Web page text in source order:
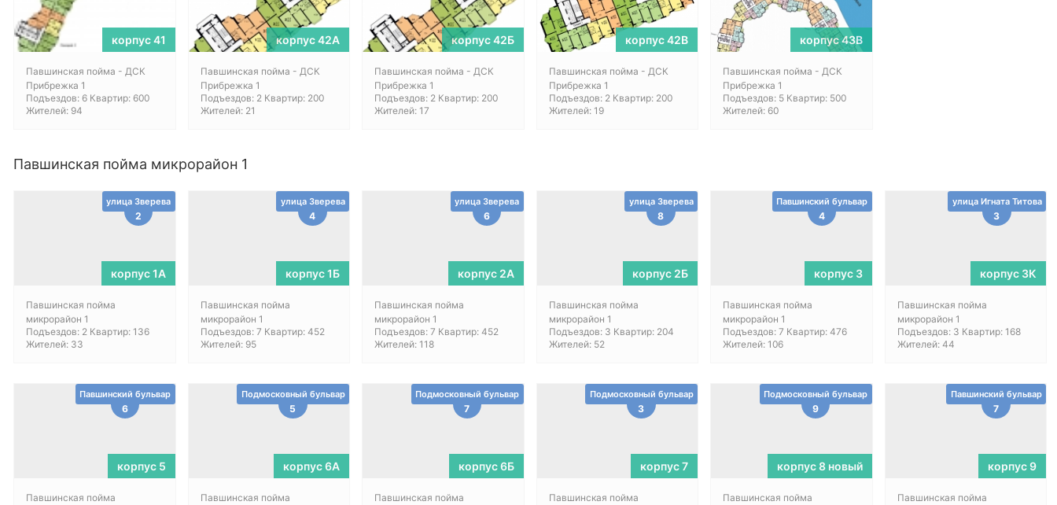
корпус 41
Павшинская пойма - ДСК
Прибрежка 1
Подъездов: 6 Квартир: 600
Жителей: 94
корпус 42А
Павшинская пойма - ДСК
Прибрежка 1
Подъездов: 2 Квартир: 200
Жителей: 21
корпус 42Б
Павшинская пойма - ДСК
Прибрежка 1
Подъездов: 2 Квартир: 200
Жителей: 17
корпус 42В
Павшинская пойма - ДСК
Прибрежка 1
Подъездов: 2 Квартир: 200
Жителей: 19
корпус 43В
Павшинская пойма - ДСК
Прибрежка 1
Подъездов: 5 Квартир: 500
Жителей: 60
Павшинская пойма микрорайон 1
улица Зверева
2
корпус 1А
Павшинская пойма
микрорайон 1
Подъездов: 2 Квартир: 136
Жителей: 33
улица Зверева
4
корпус 1Б
Павшинская пойма
микрорайон 1
Подъездов: 7 Квартир: 452
Жителей: 95
улица Зверева
6
корпус 2А
Павшинская пойма
микрорайон 1
Подъездов: 7 Квартир: 452
Жителей: 118
улица Зверева
8
корпус 2Б
Павшинская пойма
микрорайон 1
Подъездов: 3 Квартир: 204
Жителей: 52
Павшинский бульвар
4
корпус 3
Павшинская пойма
микрорайон 1
Подъездов: 7 Квартир: 476
Жителей: 106
улица Игната Титова
3
корпус 3К
Павшинская пойма
микрорайон 1
Подъездов: 3 Квартир: 168
Жителей: 44
Павшинский бульвар
6
корпус 5
Павшинская пойма
Подмосковный бульвар
5
корпус 6A
Павшинская пойма
Подмосковный бульвар
7
корпус 6Б
Павшинская пойма
Подмосковный бульвар
3
корпус 7
Павшинская пойма
Подмосковный бульвар
9
корпус 8 новый
Павшинская пойма
Павшинский бульвар
7
корпус 9
Павшинская пойма